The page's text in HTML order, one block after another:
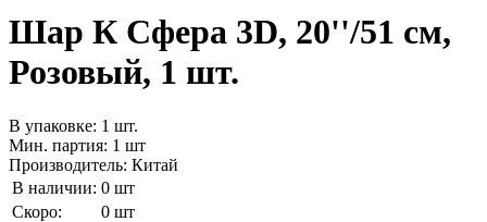
Шар К Сфера 3D, 20''/51 см,
Розовый, 1 шт.
В упаковке: 1 шт.
Мин. партия: 1 шт
Производитель: Китай
В наличии: 0 шт
Скоро:
0 шт